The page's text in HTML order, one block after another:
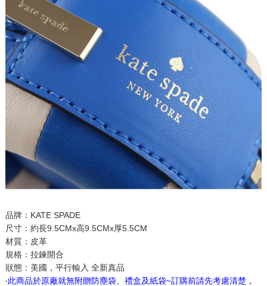
品牌：KATE SPADE
尺寸：約長9.5CMx高9.5CMx厚5.5CM
材質：皮革
規格：拉鍊開合
狀態：美國，平行輸入 全新真品
‧此商品於原廠就無附贈防塵袋、禮盒及紙袋~訂購前請先考慮清楚，